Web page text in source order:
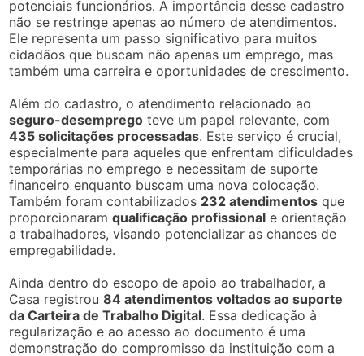
potenciais funcionários. A importância desse cadastro
não se restringe apenas ao número de atendimentos.
Ele representa um passo significativo para muitos
cidadãos que buscam não apenas um emprego, mas
também uma carreira e oportunidades de crescimento.
Além do cadastro, o atendimento relacionado ao
seguro-desemprego teve um papel relevante, com
435 solicitações processadas. Este serviço é crucial,
especialmente para aqueles que enfrentam dificuldades
temporárias no emprego e necessitam de suporte
financeiro enquanto buscam uma nova colocação.
Também foram contabilizados 232 atendimentos que
proporcionaramqualificação profissional e orientação
a trabalhadores, visando potencializar as chances de
empregabilidade.
Ainda dentro do escopo de apoio ao trabalhador, a
Casa registrou84 atendimentos voltados ao suporte
da Carteira de Trabalho Digital. Essa dedicação à
regularização e ao acesso ao documento é uma
demonstração do compromisso da instituição com a